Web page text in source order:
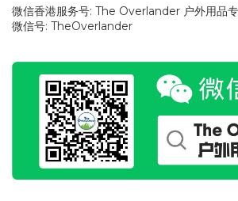
微信香港服务号: The Overlander 户外用品
微信号: TheOverlander